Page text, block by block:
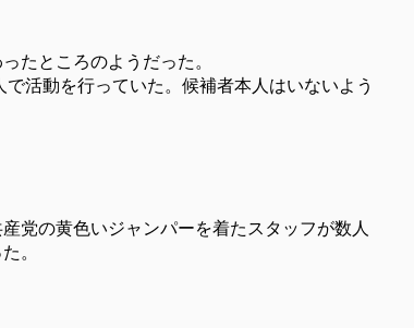
たところのようだった。
活動を行っていた。候補者本人はいないよう
党の黄色いジャンパーを着たスタッフが数人
。